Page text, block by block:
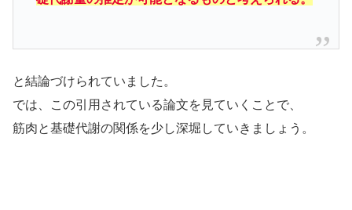
と結論づけられていました。
では、この引用されている論文を見ていくことで、
筋肉と基礎代謝の関係を少し深堀していきましょう。